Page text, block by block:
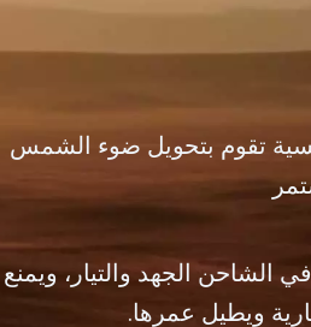
تقوم بتحويل ضوء الشمس
الشاحن الجهد والتيار، ويمنع
ويطيل عمرها.